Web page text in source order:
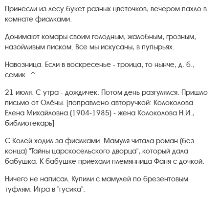
Принесли из лесу букет разных цветочков, вечером пахло в
комнате фиалками.
Донимают комары своим голодным, жалобным, грозным,
назойливым писком. Все мы искусаны, в пупырьях.
Навозница. Если в воскресенье - троица, то нынче, д. б.,
семик. ^
21 июля. С утра - дождичек. Потом день разгулялся. Пришло
письмо от Олёны. [поправлено авторучкой: Колоколова
Елена Михайловна (1904-1985) - жена Колоколова Н.И.,
библиотекарь]
С Колей ходил за фиалками. Мамуля читала роман (без
конца) "Тайны царскосельского дворца", который дала
бабушка. К бабушке приехали племянница Фаня с дочкой.
Ничего не написал. Купили с мамулей по брезентовым
туфлям. Игра в "гусика".